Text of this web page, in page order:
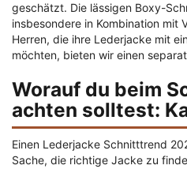
geschätzt. Die lässigen Boxy-
insbesondere in Kombination mit
Herren, die ihre Lederjacke mit
möchten, bieten wir einen
Worauf du beim
achten solltest:
Einen Lederjacke Schnitttrend
Sache, die richtige Jacke zu